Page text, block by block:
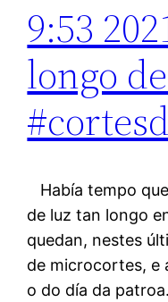
9:53
longo
Había tempo
de luz tan longo
quedan, nestes
de microcortes, e
o do día da